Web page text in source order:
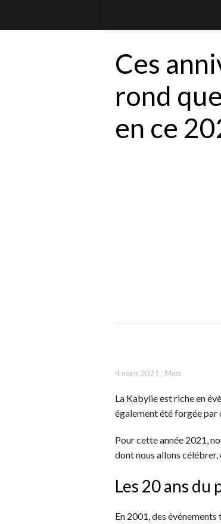
Ces
rond
en ce
4 mars 2021 , Mess
La Kabylie est riche en
également été forgée
Pour cette année 2021,
dont nous allons
Les 20 ans
En 2001, des